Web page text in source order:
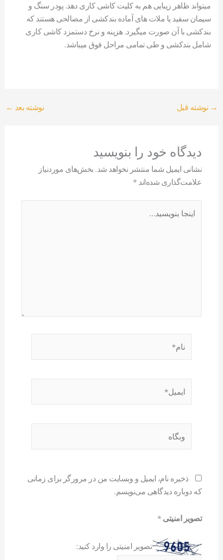
میتواند ظاهر زیبایی هم به کلیت کاشی کاری دهد. پودر سنگ و
سیمان سفید یا ملات های آماده بندکشی از مصالحی هستند که
بندکشی با آن صورت میگیرد. هزینه و نرخ دستمزد کاشی کاری
شامل بندکشی و طی تمامی مراحل فوق میباشد.
→ نوشته قبل نوشته بعد ←
دیدگاه‌ خود را بنویسید
نشانی ایمیل شما منتشر نخواهد شد. بخش‌های موردنیاز
علامت‌گذاری شده‌اند*
بنویسید…
ذخیره نام، ایمیل و وبسایت من در مرورگر برای زمانی
که دوباره دیدگاهی می‌نویسم.
تصویر امنیتی*
تصویر امنیتی را وارد کنید: